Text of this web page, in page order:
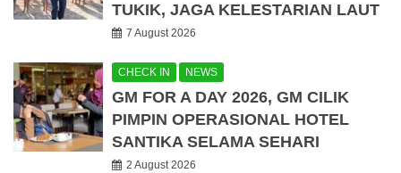
TUKIK, JAGA KELESTARIAN LAUT
7 August 2026
CHECK IN NEWS
GM FOR A DAY 2026, GM CILIK
PIMPIN OPERASIONAL HOTEL
SANTIKA SELAMA SEHARI
2 August 2026